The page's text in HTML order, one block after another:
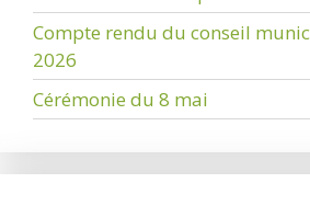
Compte rendu du conseil
2026
Cérémonie du 8 mai